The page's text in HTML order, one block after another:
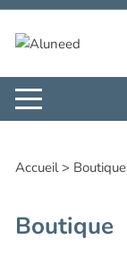
Aller
contenu
Accueil> Boutique
Boutique